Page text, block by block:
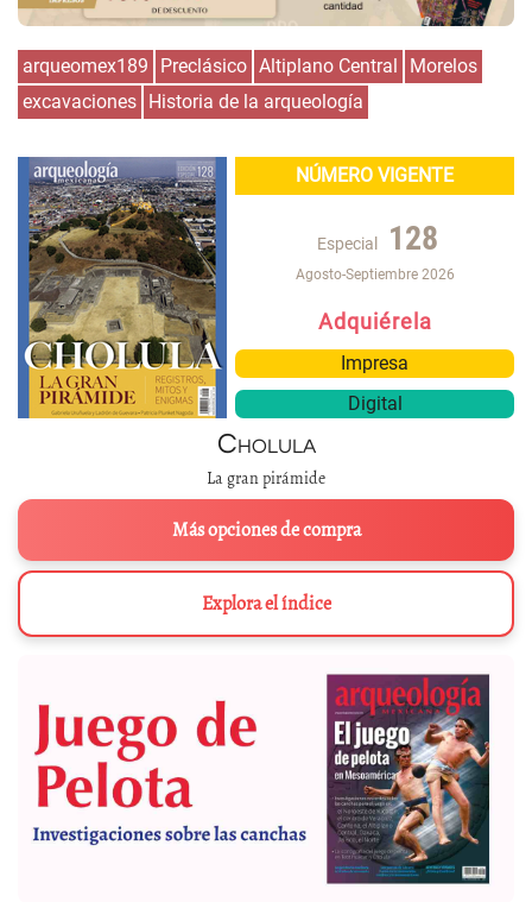
arqueomex189 Preclásico Altiplano Central
Morelos
excavaciones Historia de la arqueología
NÚMERO VIGENTE
Especial 128
Agosto-Septiembre 2026
Adquiérela
Impresa
Digital
Cholula
La gran pirámide
Más opciones de compra
Explora el índice